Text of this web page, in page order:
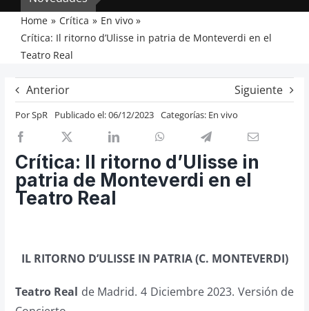
Actual
Artículos
Previos de ópera
Entrevistas
Recomendación
Cosas de Beckmesser
Nosotros y privacidad
Buscar:
Home Crítica
En vivo
Crítica: Il ritorno d’Ulisse in patria de Monteverdi en el
Teatro Real
Anterior Siguiente
PorSpR Publicado el: 06/12/2023 Categorías: En vivo
Crítica: Il ritorno d’Ulisse in
patria de Monteverdi en el
Teatro Real
IL RITORNO D’ULISSE IN PATRIA (C. MONTEVERDI)
Teatro Real de Madrid. 4 Diciembre 2023. Versión de